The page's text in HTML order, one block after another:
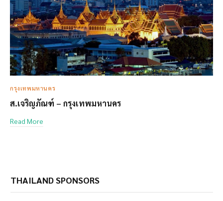
กรุงเทพมหานคร
ส.เจริญภัณฑ์ – กรุงเทพมหานคร
Read More
THAILAND SPONSORS